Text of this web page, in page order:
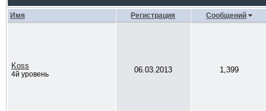
Имя Регистрация Сообщений
Koss
4й уровень 06.03.2013 1,399